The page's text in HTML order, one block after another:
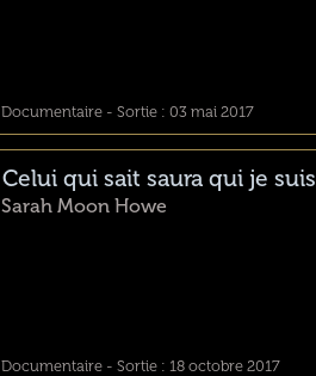
Documentaire - Sortie : 03 mai 2017
Celui qui sait saura qui je suis
Sarah Moon Howe
Documentaire - Sortie : 18 octobre 2017